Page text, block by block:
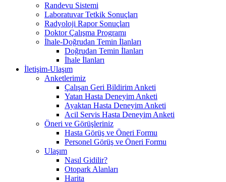
Randevu Sistemi
Laboratuvar Tetkik Sonuçları
Radyoloji Rapor Sonuçları
Doktor Çalışma Programı
İhale-Doğrudan Temin İlanları
Doğrudan Temin İlanları
İhale İlanları
İletişim-Ulaşım
Anketlerimiz
Çalışan Geri Bildirim Anketi
Yatan Hasta Deneyim Anketi
Ayaktan Hasta Deneyim Anketi
Acil Servis Hasta Deneyim Anketi
Öneri ve Görüşleriniz
Hasta Görüş ve Öneri Formu
Personel Görüş ve Öneri Formu
Ulaşım
Nasıl Gidilir?
Otopark Alanları
Harita